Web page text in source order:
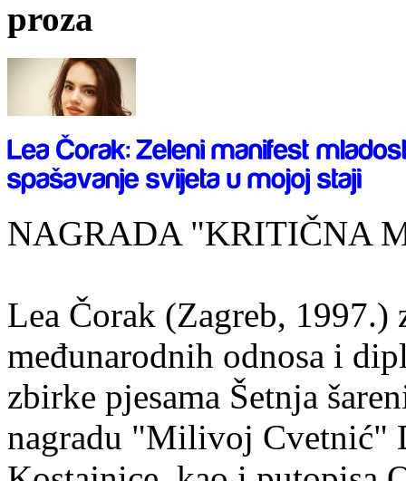
proza
NAGRADA "KRITIČNA
Lea Čorak (Zagreb,
međunarodnih odnosa i
zbirke pjesama Šetnja
nagradu "Milivoj Cvetnić"